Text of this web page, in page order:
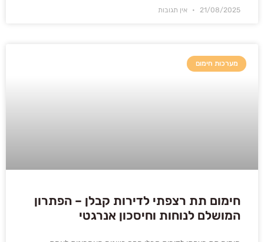
21/08/2025 אין תגובות
מערכות חימום
חימום תת רצפתי לדירות קבלן – הפתרון
המושלם לנוחות וחיסכון אנרגטי